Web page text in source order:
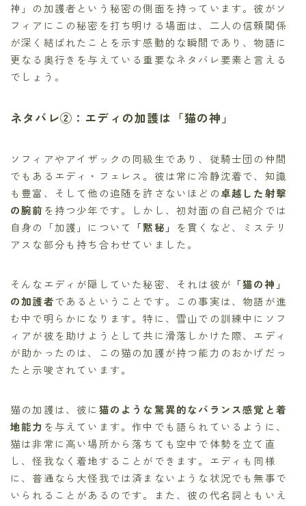
神」の加護者という秘密の側面を持っています。彼がソ
フィアにこの秘密を打ち明ける場面は、二人の信頼関係
が深く結ばれたことを示す感動的な瞬間であり、物語に
更なる奥行きを与えている重要なネタバレ要素と言える
でしょう。
ネタバレ②：エディの加護は「猫の神」
ソフィアやアイザックの同級生であり、従騎士団の仲間
でもあるエディ・フェレス。彼は常に冷静沈着で、知識
も豊富、そして他の追随を許さないほどの卓越した射撃
の腕前 を持つ少年です。しかし、初対面の自己紹介では
自身の「加護」について 「黙秘」 を貫くなど、ミステリ
アスな部分も持ち合わせていました。
そんなエディが隠していた秘密、それは彼が 「猫の神」
の加護者であるということです。この事実は、物語が進
む中で明らかになります。特に、雪山での訓練中にソフ
ィアが彼を助けようとして共に滑落しかけた際、エディ
が助かったのは、この猫の加護が持つ能力のおかげだっ
たと示唆されています。
猫の加護は、彼に 猫のような驚異的なバランス感覚と着
地能力 を与えています。作中でも語られているように、
猫は非常に高い場所から落ちても空中で体勢を立て直
し、怪我なく着地することができます。エディも同様
に、普通なら大怪我では済まないような状況でも無事で
いられることがあるのです。また、彼の代名詞ともいえ